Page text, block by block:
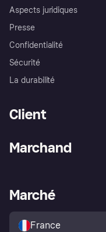
Aspects juridiques
Presse
Confidentialité
Sécurité
La durabilité
Client
Explorez les magasins
Politique de protection de
l’acheteur Klarna
Marchand
Portail Marchand
Marché
France